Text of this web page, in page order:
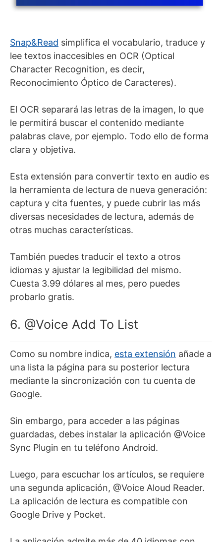
Snap&Read simplifica el vocabulario, traduce y
lee textos inaccesibles en OCR (Optical
Character Recognition, es decir,
Reconocimiento Óptico de Caracteres).
El OCR separará las letras de la imagen, lo que
le permitirá buscar el contenido mediante
palabras clave, por ejemplo. Todo ello de forma
clara y objetiva.
Esta extensión para convertir texto en audio es
la herramienta de lectura de nueva generación:
captura y cita fuentes, y puede cubrir las más
diversas necesidades de lectura, además de
otras muchas características.
También puedes traducir el texto a otros
idiomas y ajustar la legibilidad del mismo.
Cuesta 3.99 dólares al mes, pero puedes
probarlo gratis.
6. @Voice Add To List
Como su nombre indica, esta extensión añade a
una lista la página para su posterior lectura
mediante la sincronización con tu cuenta de
Google.
Sin embargo, para acceder a las páginas
guardadas, debes instalar la aplicación @Voice
Sync Plugin en tu teléfono Android.
Luego, para escuchar los artículos, se requiere
una segunda aplicación, @Voice Aloud Reader.
La aplicación de lectura es compatible con
Google Drive y Pocket.